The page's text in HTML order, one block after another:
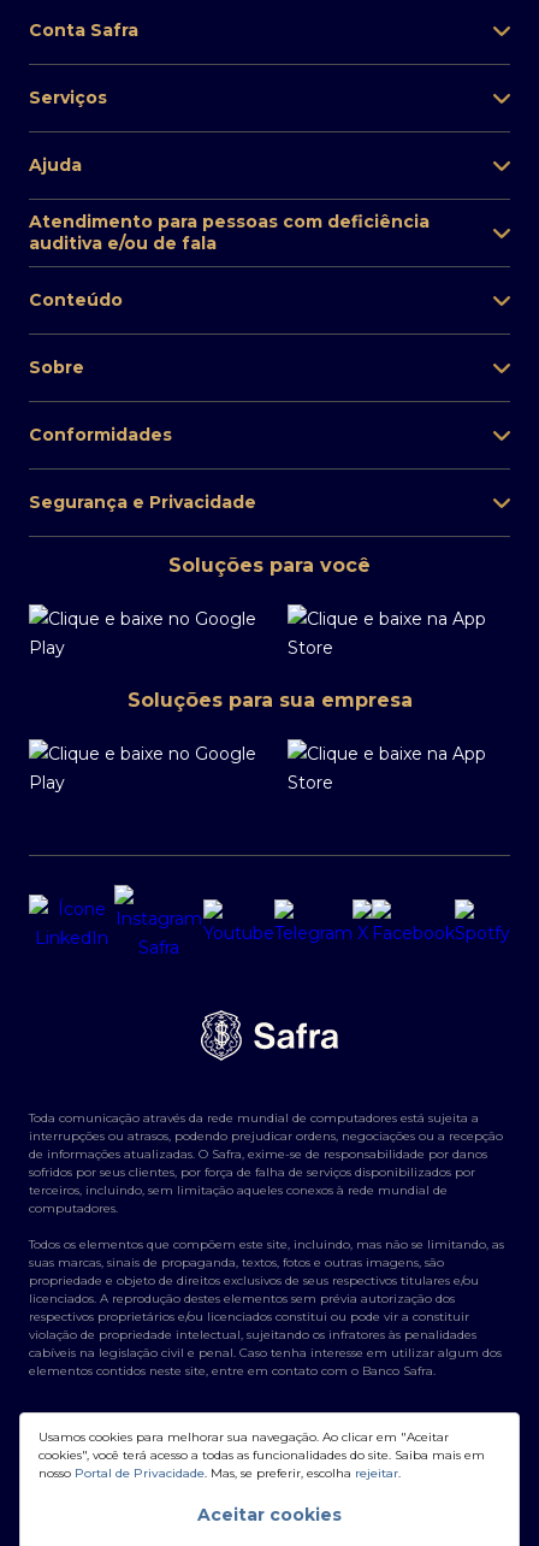
Conta Safra
Serviços
Ajuda
Atendimento para pessoas com deficiência
auditiva e/ou de fala
Conteúdo
Sobre
Conformidades
Segurança e Privacidade
Soluções para você
Soluções para sua empresa
Toda comunicação através da rede mundial de computadores está sujeita a
interrupções ou atrasos, podendo prejudicar ordens, negociações ou a recepção
de informações atualizadas. O Safra, exime-se de responsabilidade por danos
sofridos por seus clientes, por força de falha de serviços disponibilizados por
terceiros, incluindo, sem limitação aqueles conexos à rede mundial de
computadores.
Todos os elementos que compõem este site, incluindo, mas não se limitando, as
suas marcas, sinais de propaganda, textos, fotos e outras imagens, são
propriedade e objeto de direitos exclusivos de seus respectivos titulares e/ou
licenciados. A reprodução destes elementos sem prévia autorização dos
respectivos proprietários e/ou licenciados constitui ou pode vir a constituir
violação de propriedade intelectual, sujeitando os infratores às penalidades
cabíveis na legislação civil e penal. Caso tenha interesse em utilizar algum dos
elementos contidos neste site, entre em contato com o Banco Safra.
Usamos cookies para melhorar sua navegação. Ao clicar em "Aceitar
cookies", você terá acesso a todas as funcionalidades do site. Saiba mais em
nosso Portal de Privacidade. Mas, se preferir, escolha rejeitar.
Aceitar cookies